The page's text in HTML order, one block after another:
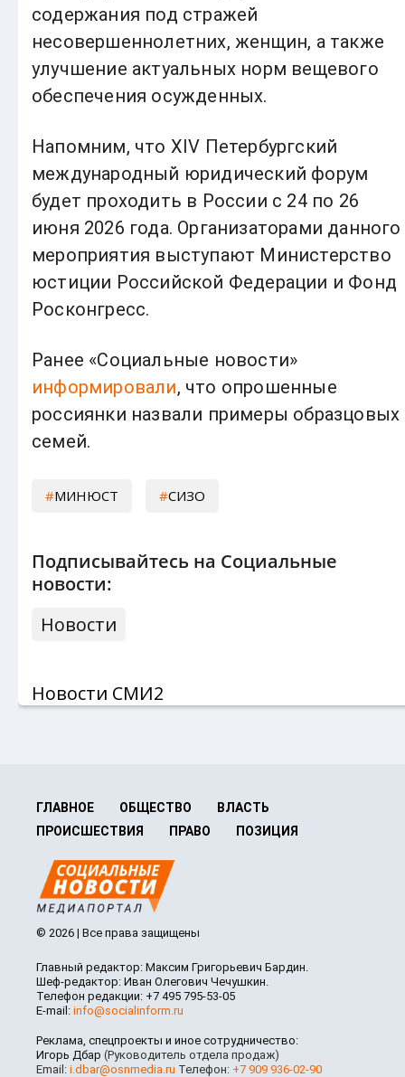
содержания под стражей
несовершеннолетних, женщин, а также
улучшение актуальных норм вещевого
обеспечения осужденных.
Напомним, что XIV Петербургский
международный юридический форум
будет проходить в России с 24 по 26
июня 2026 года. Организаторами данного
мероприятия выступают Министерство
юстиции Российской Федерации и Фонд
Росконгресс.
Ранее «Социальные новости»
информировали, что опрошенные
россиянки назвали примеры образцовых
семей.
МИНЮСТ СИЗО
Подписывайтесь на Социальные
новости:
Новости
Новости СМИ2
ГЛАВНОЕ ОБЩЕСТВО
ВЛАСТЬ
ПРОИСШЕСТВИЯ
ПРАВО ПОЗИЦИЯ
© 2026 | Все права защищены
Главный редактор: Максим Григорьевич Бардин.
Шеф-редактор: Иван Олегович Чечушкин.
Телефон редакции: +7 495 795-53-05
E-mail: info@socialinform.ru
Реклама, спецпроекты и иное сотрудничество:
Игорь Дбар (Руководитель отдела продаж)
Email: i.dbar@osnmedia.ru Телефон: +7 909 936-02-90